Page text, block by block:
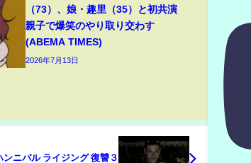
（73）、娘・趣里（35）と初共演
親子で爆笑のやり取り交わす
(ABEMA TIMES)
2026年7月13日
ハンニバル ライジング 復讐３